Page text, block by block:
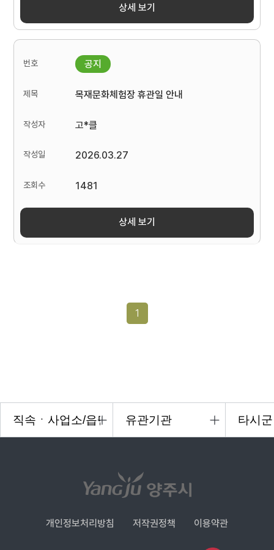
상세 보기
목재문화체험장 휴관일 안내
고*클
2026.03.27
1481
상세 보기
1
개인정보처리방침 저작권정책 이용약관